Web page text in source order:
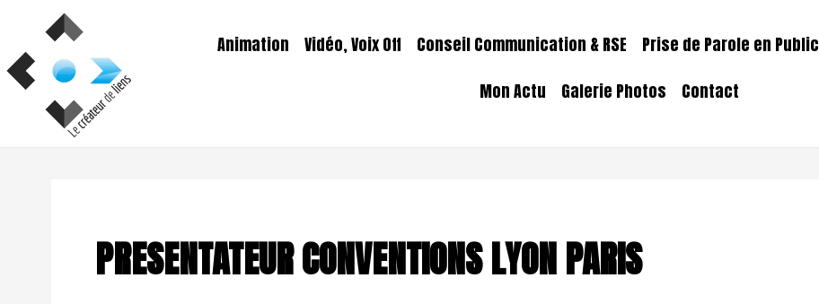
contenu
Animation Vidéo, Voix Off Conseil Communication & RSE Prise de Parole en Public
Mon Actu
Galerie Photos Contact
PRESENTATEUR CONVENTIONS LYON PARIS